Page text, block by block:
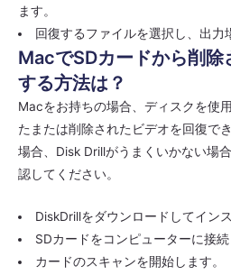
ます。
回復するファイルを選択し、出力
MacでSDカードから削除
する方法は？
Macをお持ちの場合、ディスクを使
たまたは削除されたビデオを回復で
場合、Disk Drillがうまくいかない場
認してください。
DiskDrillをダウンロードしてイン
SDカードをコンピューターに接続
カードのスキャンを開始します。